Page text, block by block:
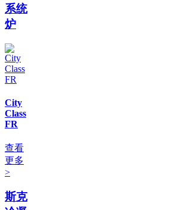
系统
炉
City
Class
FR
查看
更多
>
斯克